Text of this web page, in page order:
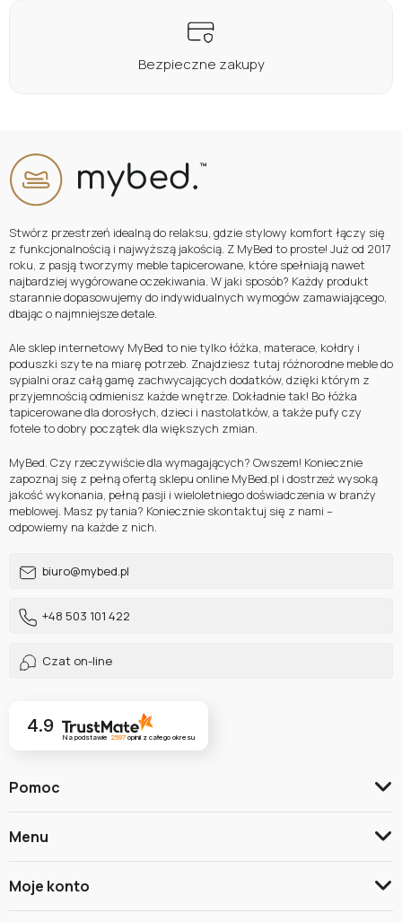
Bezpieczne zakupy
Stwórz przestrzeń idealną do relaksu, gdzie stylowy komfort łączy się
z funkcjonalnością i najwyższą jakością. Z MyBed to proste! Już od 2017
roku, z pasją tworzymy meble tapicerowane, które spełniają nawet
najbardziej wygórowane oczekiwania. W jaki sposób? Każdy produkt
starannie dopasowujemy do indywidualnych wymogów zamawiającego,
dbając o najmniejsze detale.
Ale sklep internetowy MyBed to nie tylko łóżka, materace, kołdry i
poduszki szyte na miarę potrzeb. Znajdziesz tutaj różnorodne meble do
sypialni oraz całą gamę zachwycających dodatków, dzięki którym z
przyjemnością odmienisz każde wnętrze. Dokładnie tak! Bo łóżka
tapicerowane dla dorosłych, dzieci i nastolatków, a także pufy czy
fotele to dobry początek dla większych zmian.
MyBed. Czy rzeczywiście dla wymagających? Owszem! Koniecznie
zapoznaj się z pełną ofertą sklepu online MyBed.pl i dostrzeż wysoką
jakość wykonania, pełną pasji i wieloletniego doświadczenia w branży
meblowej. Masz pytania? Koniecznie skontaktuj się z nami –
odpowiemy na każde z nich.
biuro@mybed.pl
+48 503 101 422
Czat on-line
4.9
Na podstawie 2597opinii z całego okresu
Pomoc
Menu
Moje konto